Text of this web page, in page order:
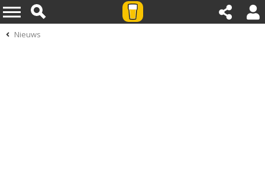
Nieuws